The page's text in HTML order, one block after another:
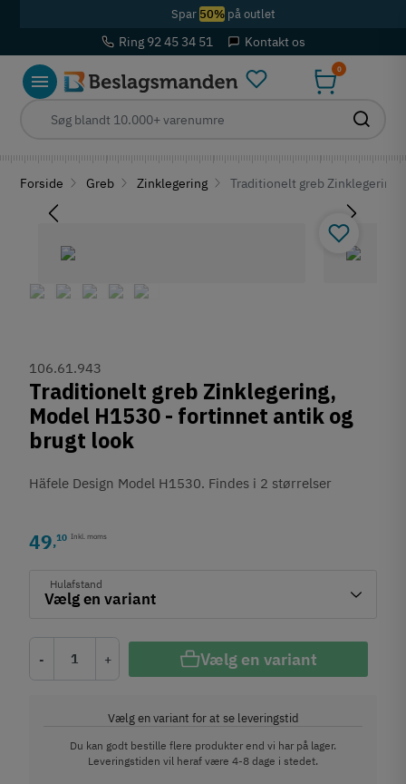
Spar 50%på outlet
Ring 92 45 34 51 Kontakt os
0
Forside Greb Zinklegering Traditionelt greb
106.61.943
Traditionelt greb Zinklegering,
Model H1530 - fortinnet antik og
brugt look
Häfele Design Model H1530. Findes i 2 størrelser
49,10 Inkl. moms
Hulafstand
- + Vælg en variant
Vælg en variant for at se leveringstid
Du kan godt bestille flere produkter end vi har på lager.
Leveringstiden vil heraf være 4-8 dage i stedet.